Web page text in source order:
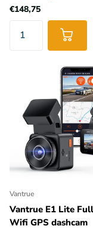
€148,75
Vantrue
Vantrue E1 Lite
Wifi GPS dashcam